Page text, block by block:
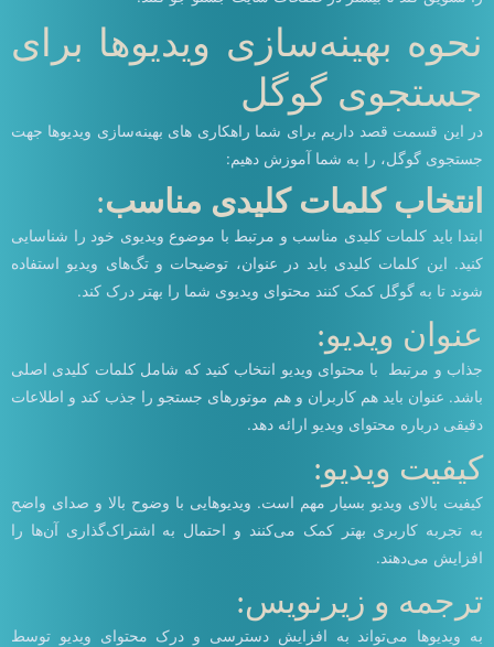
نحوه بهینه‌سازی ویدیوها برای
جستجوی گوگل
در این قسمت قصد داریم برای شما راهکاری های بهینه‌سازی ویدیوها جهت
جستجوی گوگل، را به شما آموزش دهیم:
انتخاب کلمات کلیدی مناسب:
ابتدا باید کلمات کلیدی مناسب و مرتبط با موضوع ویدیوی خود را شناسایی
کنید. این کلمات کلیدی باید در عنوان، توضیحات و تگ‌های ویدیو استفاده
شوند تا به گوگل کمک کنند محتوای ویدیوی شما را بهتر درک کند.
عنوان ویدیو:
جذاب و مرتبط با محتوای ویدیو انتخاب کنید که شامل کلمات کلیدی اصلی
باشد. عنوان باید هم کاربران و هم موتورهای جستجو را جذب کند و اطلاعات
دقیقی درباره محتوای ویدیو ارائه دهد.
کیفیت ویدیو:
کیفیت بالای ویدیو بسیار مهم است. ویدیوهایی با وضوح بالا و صدای واضح
به تجربه کاربری بهتر کمک می‌کنند و احتمال به اشتراک‌گذاری آن‌ها را
افزایش می‌دهند.
ترجمه و زیرنویس:
به ویدیوها می‌تواند به افزایش دسترسی و درک محتوای ویدیو توسط